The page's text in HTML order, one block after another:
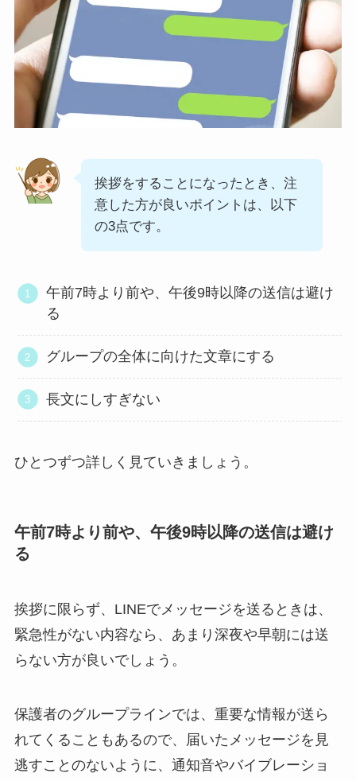
挨拶をすることになったとき、注
意した方が良いポイントは、以下
の3点です。
午前7時より前や、午後9時以降の送信は避け
る
グループの全体に向けた文章にする
長文にしすぎない
ひとつずつ詳しく見ていきましょう。
午前7時より前や、午後9時以降の送信は避け
る
挨拶に限らず、LINEでメッセージを送るときは、
緊急性がない内容なら、あまり深夜や早朝には送
らない方が良いでしょう。
保護者のグループラインでは、重要な情報が送ら
れてくることもあるので、届いたメッセージを見
逃すことのないように、通知音やバイブレーショ